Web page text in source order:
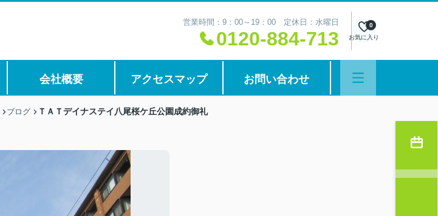
営業時間：9：00～19：00 定休日：水曜日
0120-884-713 お気に入り
0
会社概要 アクセスマップ お問い合わせ
ブログ ＴＡＴデイナステイ八尾桜ケ丘公園成約御礼